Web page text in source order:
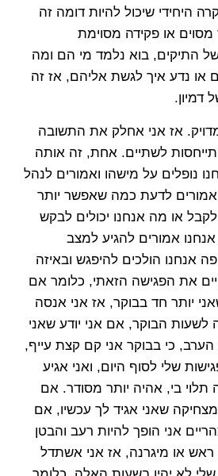
היחידי שיכול להיות דומה זה
או פקידה מסוימת
התיקים, בוא נלמד מי הם ומה
או נדע איך לגשת אליהם, אז זה
דמיון.
אז אני אחלק את התשובה
לשתיים. אחת, זה אותה
נופלים על מישהו ואמורים לנהל
אמורים לדעת כמה שאפשר יותר
או מה אנחנו יכולים לבקש
אנחנו אמורים להגיע למצב
אנחנו הולכים להיפגש ובאיזה
את הפגישה הזאתי, כלומר אם
יותר חד בבוקר, אז אני אנסה
הבוקר, אם אני יודע שאני
כי בבוקר אני קם קצת עייף,
שלי לסוף היום, ואני אגיע
בי, אהיה יותר מסודר. אם
שאני אגיד לך עכשיו, אם
אני הופך להיות רעב והבטן
ראש או מיגרנה, אז אני אשתדל